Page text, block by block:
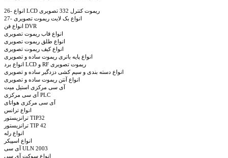
26- انواع LCD ریموت کنترل 332 تصویری
27- انواع بک لایت ریموت تصویری
انواع فن DVR
انواع قاب ریموت تصویری
انواع طلق ریموت تصویری
انواع کیف ریموت تصویری
انواع پایه باتری ریموت ساده و تصویری
انواع برد LCD و RF ریموت تصویری
انواع دسته بندی و سیم کشی دزدگیر ساده و تصویری
انواع آنتن ریموت ساده و تصویری
آی سی مرکزی استیل میت
آی سی مرکزی PLC
آی سی مرکزی هواتای
انواع ترانس
ترانزیستور TIP32
ترانزیستور TIP 42
انواع رله
آی سی ULN 2003
انواع سوکت آی سی